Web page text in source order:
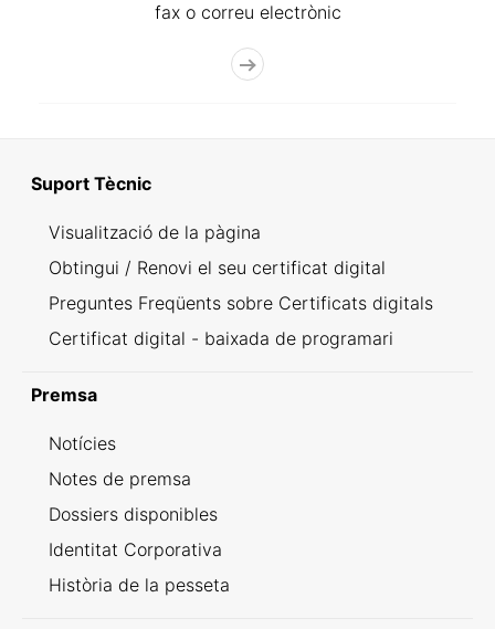
fax o correu electrònic
Suport Tècnic
Visualització de la pàgina
Obtingui / Renovi el seu certificat digital
Preguntes Freqüents sobre Certificats digitals
Certificat digital - baixada de programari
Premsa
Notícies
Notes de premsa
Dossiers disponibles
Identitat Corporativa
Història de la pesseta